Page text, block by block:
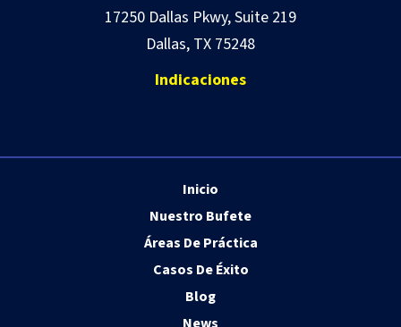
17250 Dallas Pkwy, Suite 219
Dallas, TX 75248
Indicaciones
Inicio
Nuestro Bufete
Áreas De Práctica
Casos De Éxito
Blog